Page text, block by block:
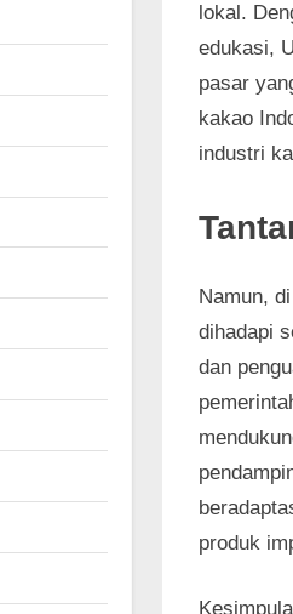
lokal.
edukasi,
pasar
kakao
industri
Namun,
dihadapi
dan
produk